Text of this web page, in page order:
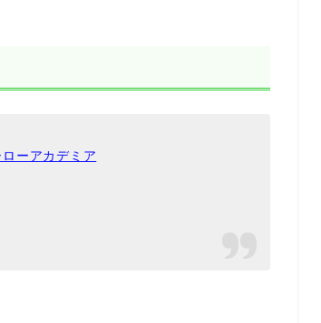
ーアカデミア